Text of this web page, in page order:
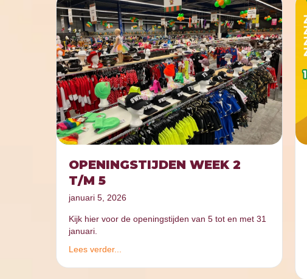
OPENINGSTIJDEN WEEK 2
T/M 5
januari 5, 2026
Kijk hier voor de openingstijden van 5 tot en met 31
januari.
Lees verder...